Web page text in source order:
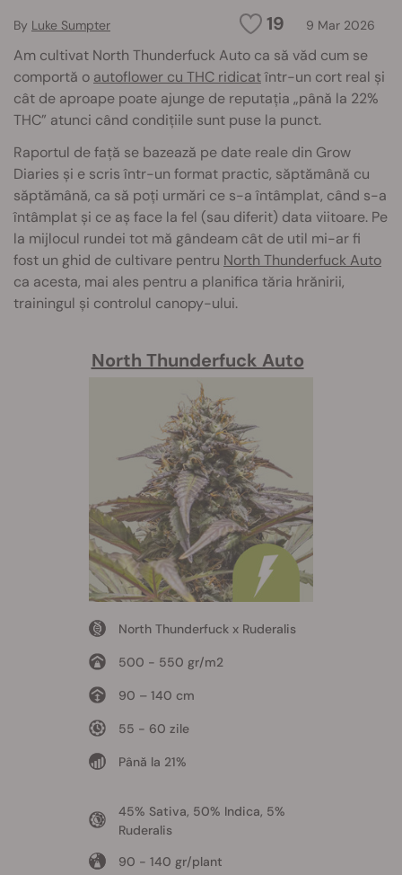
19 9 Mar 2026
By Luke Sumpter
Am cultivat North Thunderfuck Auto ca să văd cum se
comportă o autoflower cu THC ridicatîntr-un cort real și
cât de aproape poate ajunge de reputația „până la 22%
THC” atunci când condițiile sunt puse la punct.
Raportul de față se bazează pe date reale din Grow
Diaries și e scris într-un format practic, săptămână cu
săptămână, ca să poți urmări ce s-a întâmplat, când s-a
întâmplat și ce aș face la fel (sau diferit) data viitoare. Pe
la mijlocul rundei tot mă gândeam cât de util mi-ar fi
fost un ghid de cultivare pentru North Thunderfuck Auto
ca acesta, mai ales pentru a planifica tăria hrănirii,
trainingul și controlul canopy-ului.
North Thunderfuck Auto
North Thunderfuck x Ruderalis
500 - 550 gr/m2
90 – 140 cm
55 - 60 zile
Până la 21%
45% Sativa, 50% Indica, 5%
Ruderalis
90 - 140 gr/plant